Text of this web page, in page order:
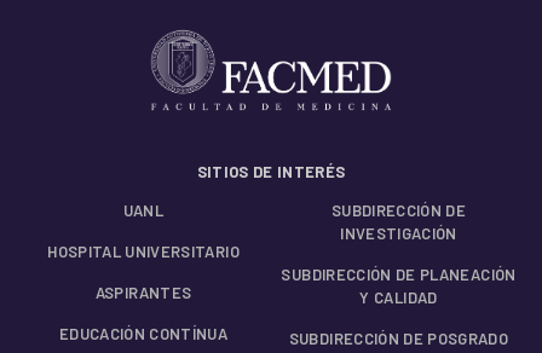
SITIOS DE INTERÉS
UANL
HOSPITAL UNIVERSITARIO
ASPIRANTES
EDUCACIÓN CONTÍNUA
SUBDIRECCIÓN DE
INVESTIGACIÓN
SUBDIRECCIÓN DE PLANEACIÓN
Y CALIDAD
SUBDIRECCIÓN DE POSGRADO